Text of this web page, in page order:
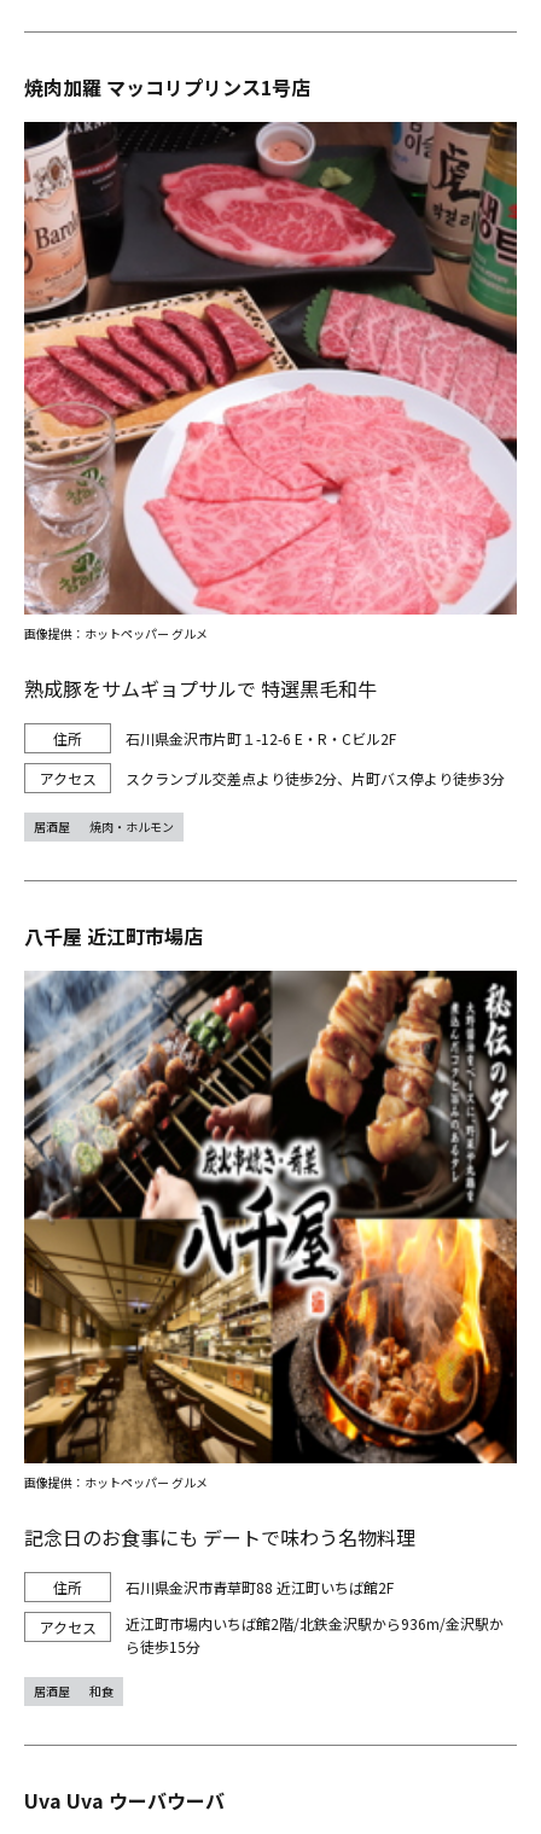
焼肉加羅 マッコリプリンス1号店
熟成豚をサムギョプサルで 特選黒毛和牛
石川県金沢市片町１-12-6 E・R・Cビル2F
スクランブル交差点より徒歩2分、片町バス停より徒歩3分
画像提供：ホットペッパー グルメ
居酒屋 焼肉・ホルモン
八千屋 近江町市場店
記念日のお食事にも デートで味わう名物料理
石川県金沢市青草町88 近江町いちば館2F
近江町市場内いちば館2階/北鉄金沢駅から936m/金沢駅か
ら徒歩15分
画像提供：ホットペッパー グルメ
居酒屋 和食
Uva Uva ウーバウーバ